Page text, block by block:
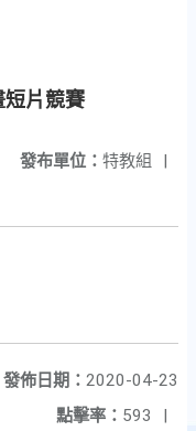
短片競賽
發布單位： 特教組 |
發佈日期： 2020-04-23
點擊率： 593 |